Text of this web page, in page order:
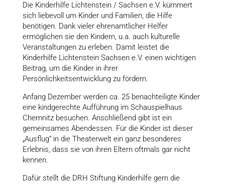
Die Kinderhilfe Lichtenstein / Sachsen e.V. kümmert
sich liebevoll um Kinder und Familien, die Hilfe
benötigen. Dank vieler ehrenamtlicher Helfer
ermöglichen sie den Kindern, u.a. auch kulturelle
Veranstaltungen zu erleben. Damit leistet die
Kinderhilfe Lichtenstein Sachsen e.V. einen wichtigen
Beitrag, um die Kinder in ihrer
Persönlichkeitsentwicklung zu fördern.
Anfang Dezember werden ca. 25 benachteiligte Kinder
eine kindgerechte Aufführung im Schauspielhaus
Chemnitz besuchen. Anschließend gibt ist ein
gemeinsames Abendessen. Für die Kinder ist dieser
„Ausflug“ in die Theaterwelt ein ganz besonderes
Erlebnis, dass sie von ihren Eltern oftmals gar nicht
kennen.
Dafür stellt die DRH Stiftung Kinderhilfe gern die